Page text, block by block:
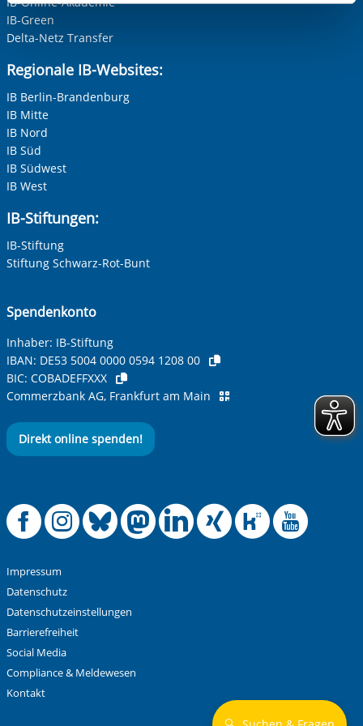
Funktionen sind. Diese Cookies setzen wir aufgrund
berechtigter Interessen und daher unabhängig von einer
IB-Green
Delta-Netz Transfer
Regionale IB-Websites:
IB Berlin-Brandenburg
IB Mitte
IB Nord
IB Süd
IB Südwest
IB West
IB-Stiftungen:
IB-Stiftung
Stiftung Schwarz-Rot-Bunt
Spendenkonto
Inhaber: IB-Stiftung
IBAN: DE53 5004 0000 0594 1208 00
BIC: COBADEFFXXX
Commerzbank AG, Frankfurt am Main
Direkt online spenden!
Offizielle
Offizielle
Offizielle
Offizielle
Offizielle
Impressum
Datenschutz
Datenschutzeinstellungen
Barrierefreiheit
Social Media
Compliance & Meldewesen
Kontakt